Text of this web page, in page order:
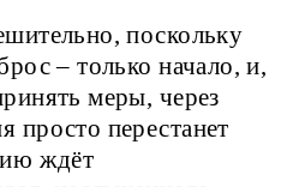
поскольку
– только начало, и,
меры, через
просто перестанет
ждёт